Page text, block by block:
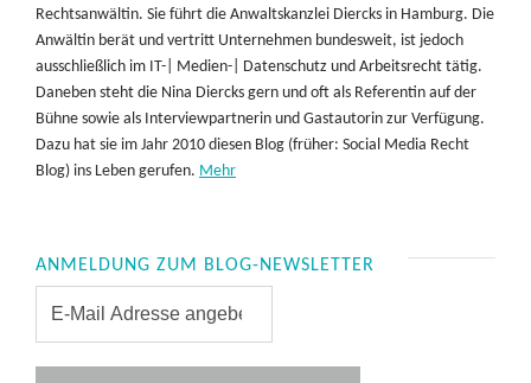
Rechtsanwältin. Sie führt die Anwaltskanzlei Diercks in Hamburg. Die
Anwältin berät und vertritt Unternehmen bundesweit, ist jedoch
ausschließlich im IT-| Medien-| Datenschutz und Arbeitsrecht tätig.
Daneben steht die Nina Diercks gern und oft als Referentin auf der
Bühne sowie als Interviewpartnerin und Gastautorin zur Verfügung.
Dazu hat sie im Jahr 2010 diesen Blog (früher: Social Media Recht
Blog) ins Leben gerufen. Mehr
ANMELDUNG ZUM BLOG-NEWSLETTER